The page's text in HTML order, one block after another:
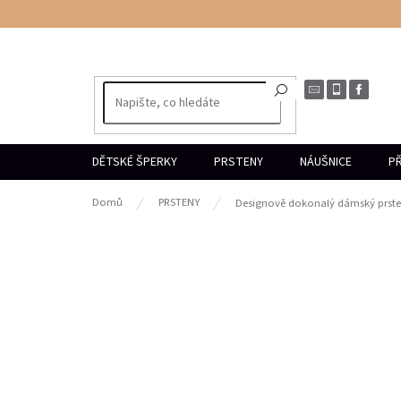
na
DĚTSKÉ ŠPERKY PRSTENY NÁUŠNICE
Domů PRSTENY Designově dokonalý dámský